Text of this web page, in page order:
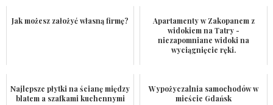
Jak możesz założyć własną firmę?
Apartamenty w Zakopanem z
widokiem na Tatry -
niezapomniane widoki na
wyciągnięcie ręki.
Najlepsze płytki na ścianę między
blatem a szafkami kuchennymi
Wypożyczalnia samochodów w
mieście Gdańsk